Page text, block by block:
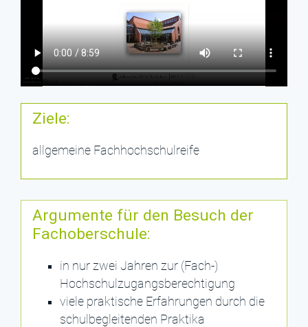
Ziele:
allgemeine Fachhochschulreife
Argumente für den Besuch der
Fachoberschule:
in nur zwei Jahren zur (Fach-)
Hochschulzugangsberechtigung
viele praktische Erfahrungen durch die
schulbegleitenden Praktika